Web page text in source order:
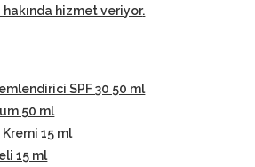
hakında hizmet veriyor.
SPF 30 50 ml
50 ml
15 ml
15 ml